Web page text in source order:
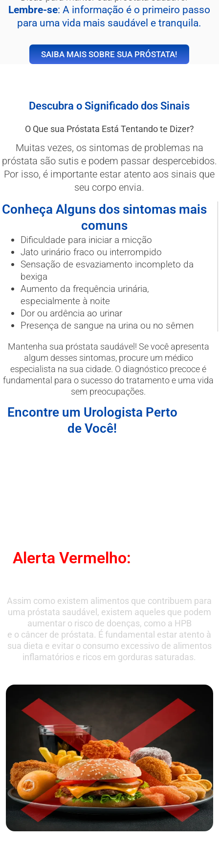
Lembre-se: A informação é o primeiro passo
para uma vida mais saudável e tranquila.
SAIBA MAIS SOBRE SUA PRÓSTATA!
Descubra o Significado dos Sinais
O Que sua Próstata Está Tentando te Dizer?
Muitas vezes, os sintomas de problemas na
próstata são sutis e podem passar despercebidos.
Por isso, é importante estar atento aos sinais que
seu corpo envia.
Conheça Alguns dos sintomas mais
comuns
Dificuldade para iniciar a micção
Jato urinário fraco ou interrompido
Sensação de esvaziamento incompleto da
bexiga
Aumento da frequência urinária,
especialmente à noite
Dor ou ardência ao urinar
Presença de sangue na urina ou no sêmen
Mantenha sua próstata saudável! Se você apresenta
algum desses sintomas, procure um médico
especialista na sua cidade. O diagnóstico precoce é
fundamental para o sucesso do tratamento e uma vida
sem preocupações.
Encontre um Urologista Perto
de Você!
Alerta Vermelho:
Assim como existem alimentos que contribuem para
uma próstata saudável, existem aqueles que podem
aumentar o risco de doenças, como a HPB
e o câncer de próstata. É fundamental estar atento à
sua dieta e evitar o consumo excessivo de alimentos
inflamatórios e ricos em gorduras saturadas.